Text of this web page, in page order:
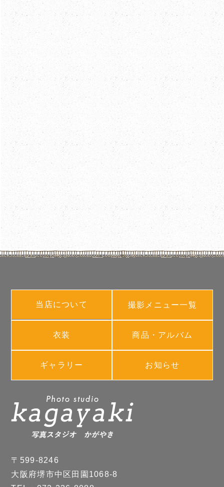
当店について 撮影メニュー一覧
衣装 商品・アルバム
ギャラリー お知らせ
〒599-8246
大阪府堺市中区田園1068-8